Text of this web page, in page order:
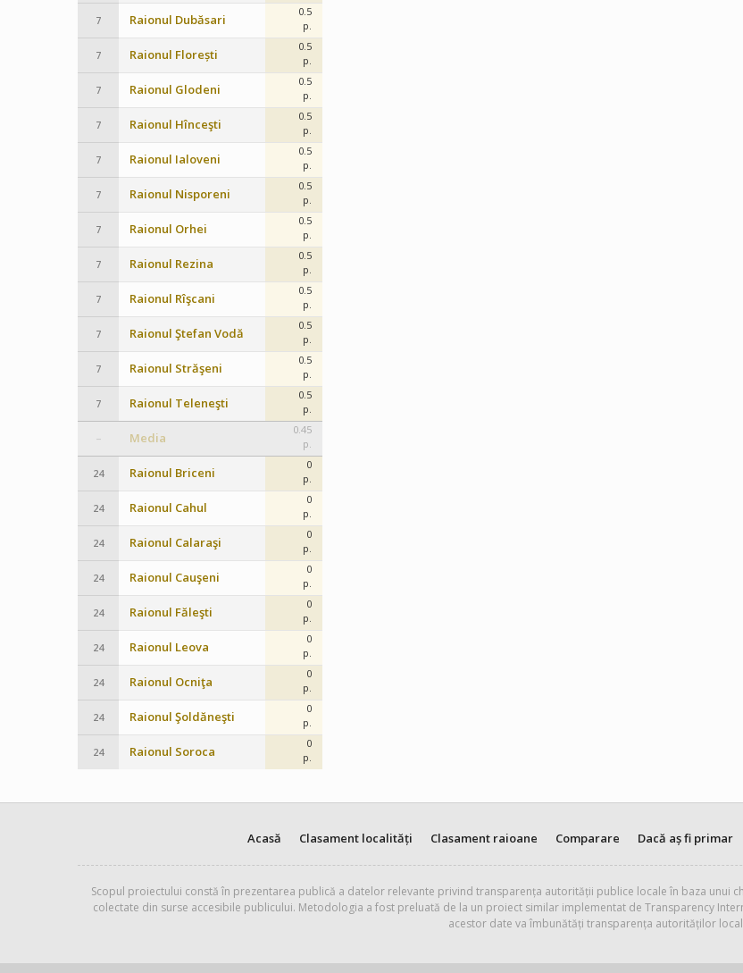
7 Raionul Dubăsari
0.5
p.
7 Raionul Florești
0.5
p.
7 Raionul Glodeni
0.5
p.
7 Raionul Hînceşti
0.5
p.
7 Raionul Ialoveni
0.5
p.
7 Raionul Nisporeni
0.5
p.
7 Raionul Orhei
0.5
p.
7 Raionul Rezina
0.5
p.
7 Raionul Rîşcani
0.5
p.
7 Raionul Ştefan Vodă
0.5
p.
7 Raionul Străşeni
0.5
p.
7 Raionul Teleneşti
0.5
p.
– Media
0.45
p.
24 Raionul Briceni
0
p.
24 Raionul Cahul
0
p.
24 Raionul Calaraşi
0
p.
24 Raionul Cauşeni
0
p.
24 Raionul Făleşti
0
p.
24 Raionul Leova
0
p.
24 Raionul Ocniţa
0
p.
24 Raionul Şoldăneşti
0
p.
24 Raionul Soroca
0
p.
Acasă Clasament localități Clasament raioane Comparare Dacă aș fi primar
Scopul proiectului constă în prezentarea publică a datelor relevante privind transparența autorității publice locale în baza unui
colectate din surse accesibile publicului. Metodologia a fost preluată de la un proiect similar implementat de Transparency
acestor date va îmbunătăți transparența autorităților